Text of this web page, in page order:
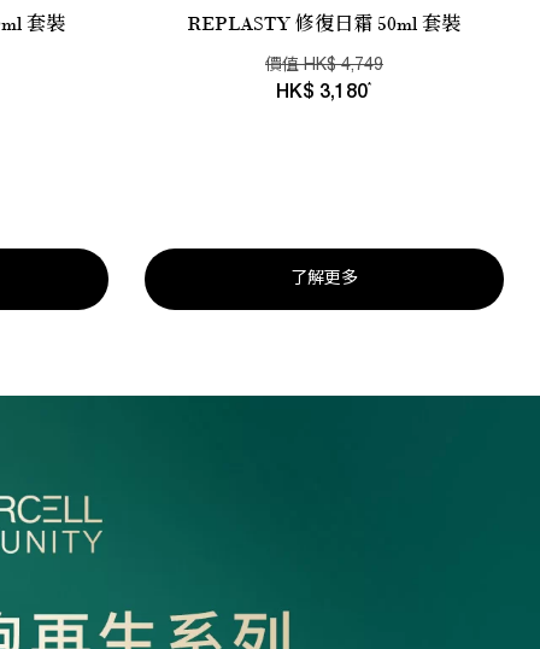
套裝 REPLASTY 修復日霜 50ml 套裝
HK$ 3,180*
價值 HK$ 4,749
了解更多